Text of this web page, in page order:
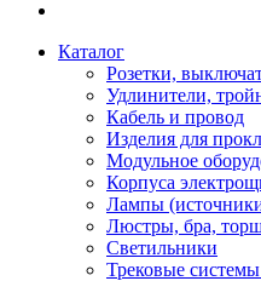
Каталог
Розетки,
Удлинители,
Кабель и провод
Изделия для
Модульное
Корпуса
Лампы
Люстры, бра,
Светильники
Трековые